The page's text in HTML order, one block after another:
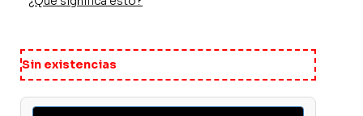
Sin existencias